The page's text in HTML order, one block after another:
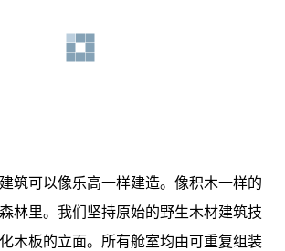
筑可以像乐高一样建造。像积木一样的
林里。我们坚持原始的野生木材建筑技
木板的立面。所有舱室均由可重复组装